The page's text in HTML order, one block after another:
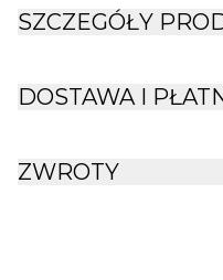
SZCZEGÓŁY
DOSTAWA I
ZWROTY